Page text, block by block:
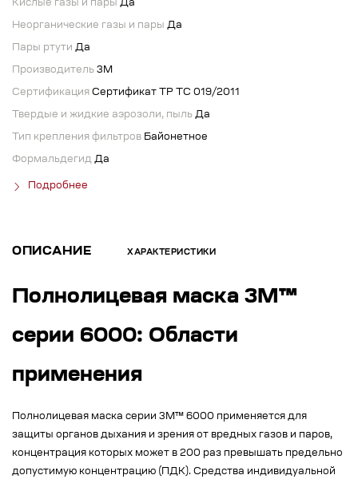
Кислые газы и пары Да
Неорганические газы и пары Да
Пары ртути Да
Производитель 3М
Сертификация Сертификат ТР ТС 019/2011
Твердые и жидкие аэрозоли, пыль Да
Тип крепления фильтров Байонетное
Формальдегид Да
Подробнее
ОПИСАНИЕ ХАРАКТЕРИСТИКИ
Полнолицевая маска 3M™
серии 6000: Области
применения
Полнолицевая маска серии 3М™ 6000 применяется для
защиты органов дыхания и зрения от вредных газов и паров,
концентрация которых может в 200 раз превышать предельно
допустимую концентрацию (ПДК). Средства индивидуальной